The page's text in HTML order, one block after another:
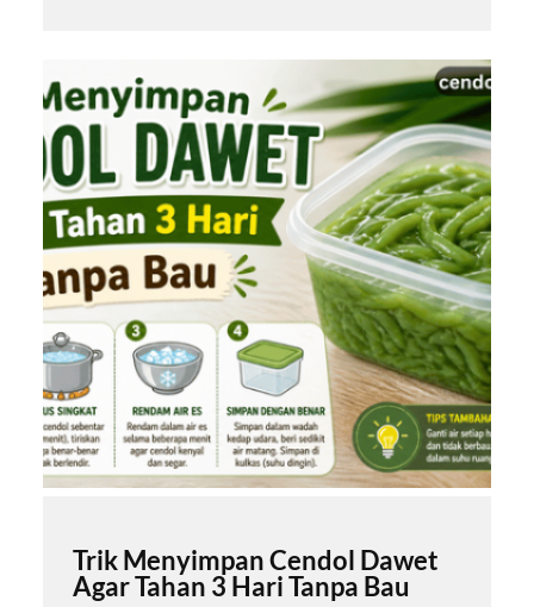
Trik Menyimpan Cendol Dawet
Agar Tahan 3 Hari Tanpa Bau